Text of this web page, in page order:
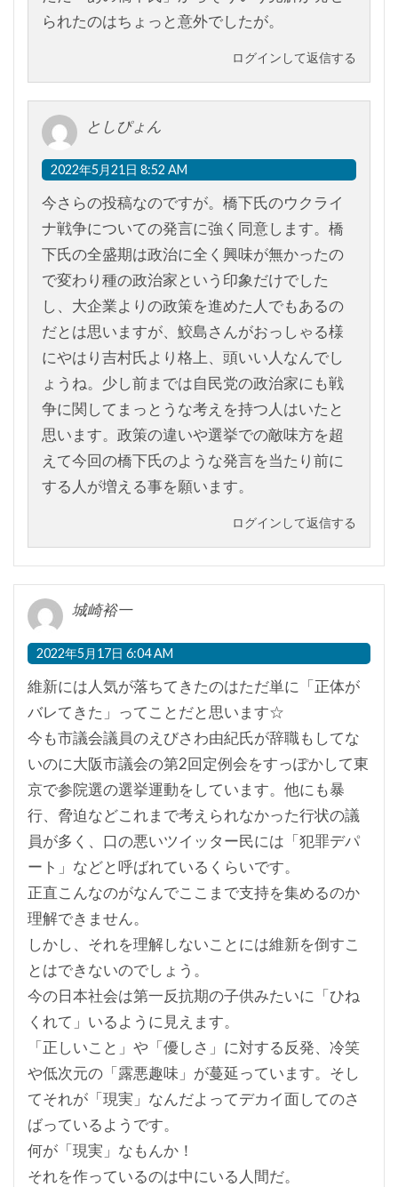
られたのはちょっと意外でしたが。
ログインして返信する
としぴょん
2022年5月21日 8:52 AM
今さらの投稿なのですが。橋下氏のウクライ
ナ戦争についての発言に強く同意します。橋
下氏の全盛期は政治に全く興味が無かったの
で変わり種の政治家という印象だけでした
し、大企業よりの政策を進めた人でもあるの
だとは思いますが、鮫島さんがおっしゃる様
にやはり吉村氏より格上、頭いい人なんでし
ょうね。少し前までは自民党の政治家にも戦
争に関してまっとうな考えを持つ人はいたと
思います。政策の違いや選挙での敵味方を超
えて今回の橋下氏のような発言を当たり前に
する人が増える事を願います。
ログインして返信する
城崎裕一
2022年5月17日 6:04 AM
維新には人気が落ちてきたのはただ単に「正体が
バレてきた」ってことだと思います☆
今も市議会議員のえびさわ由紀氏が辞職もしてな
いのに大阪市議会の第2回定例会をすっぽかして東
京で参院選の選挙運動をしています。他にも暴
行、脅迫などこれまで考えられなかった行状の議
員が多く、口の悪いツイッター民には「犯罪デパ
ート」などと呼ばれているくらいです。
正直こんなのがなんでここまで支持を集めるのか
理解できません。
しかし、それを理解しないことには維新を倒すこ
とはできないのでしょう。
今の日本社会は第一反抗期の子供みたいに「ひね
くれて」いるように見えます。
「正しいこと」や「優しさ」に対する反発、冷笑
や低次元の「露悪趣味」が蔓延っています。そし
てそれが「現実」なんだよってデカイ面してのさ
ばっているようです。
何が「現実」なもんか！
それを作っているのは中にいる人間だ。